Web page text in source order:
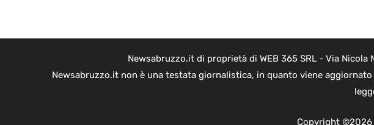
Newsabruzzo.it di proprietà di WEB 365 SRL - Via Nicola
Newsabruzzo.it non è una testata giornalistica, in quanto viene
Copyright